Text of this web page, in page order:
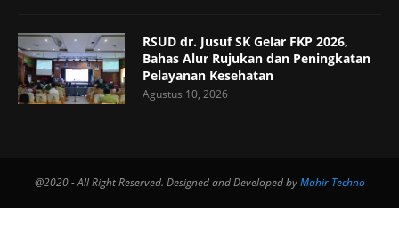
RSUD dr. Jusuf SK Gelar FKP 2026,
Bahas Alur Rujukan dan Peningkatan
Pelayanan Kesehatan
Agustus 10, 2026
@2020 - All Right Reserved. Designed and Developed byMahir Techno